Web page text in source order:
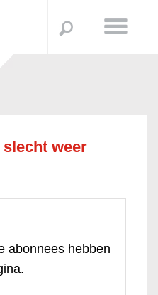
weer
abonnees hebben